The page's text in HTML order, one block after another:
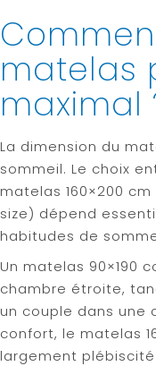
matelas
maximal
La dimension du
sommeil. Le choix
matelas 160×200
size) dépend
habitudes de
Un matelas 90×190
chambre étroite,
un couple dans une
confort, le matelas
largement